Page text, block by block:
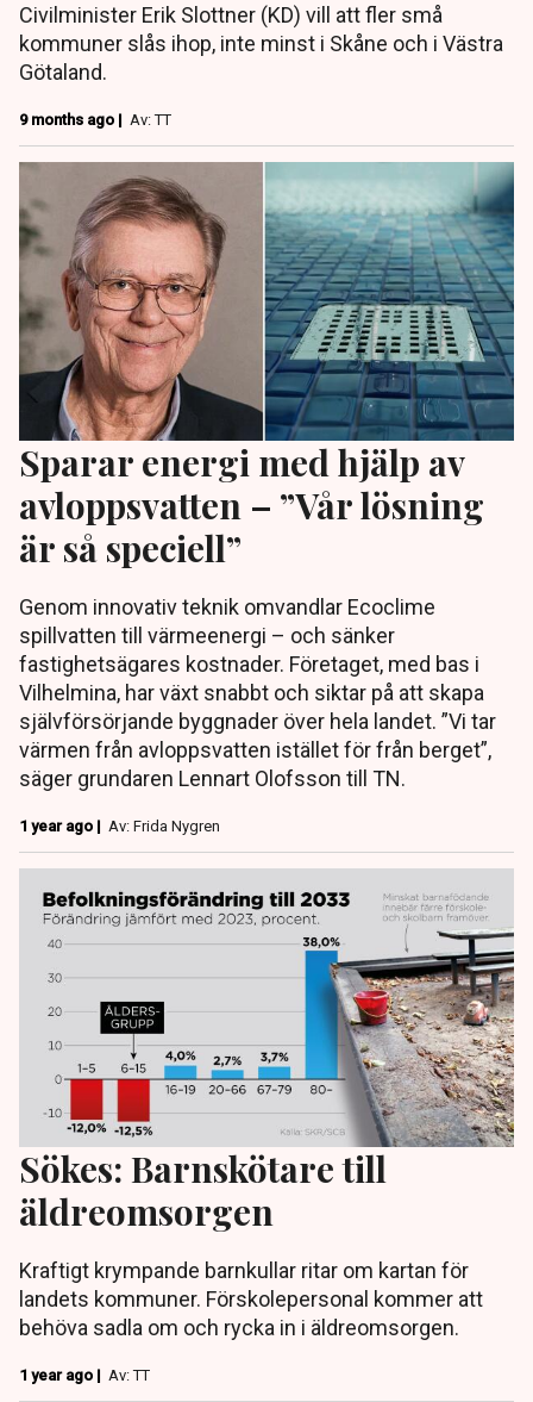
Civilminister Erik Slottner (KD) vill att fler små
kommuner slås ihop, inte minst i Skåne och i Västra
Götaland.
9 months ago | Av: TT
Sparar energi med hjälp av
avloppsvatten – ”Vår lösning
är så speciell”
Genom innovativ teknik omvandlar Ecoclime
spillvatten till värmeenergi – och sänker
fastighetsägares kostnader. Företaget, med bas i
Vilhelmina, har växt snabbt och siktar på att skapa
självförsörjande byggnader över hela landet. ”Vi tar
värmen från avloppsvatten istället för från berget”,
säger grundaren Lennart Olofsson till TN.
1 year ago | Av: Frida Nygren
Sökes: Barnskötare till
äldreomsorgen
Kraftigt krympande barnkullar ritar om kartan för
landets kommuner. Förskolepersonal kommer att
behöva sadla om och rycka in i äldreomsorgen.
1 year ago | Av: TT